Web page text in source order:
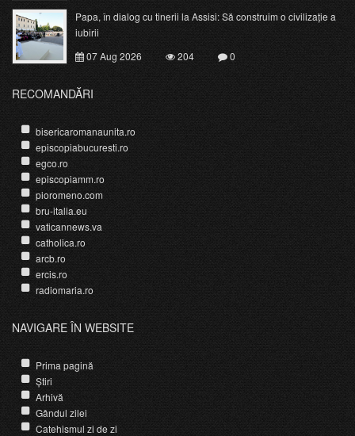
Papa, în dialog cu tinerii la Assisi: Să construim o civilizație a
iubirii
07 Aug 2026
204 0
RECOMANDĂRI
bisericaromanaunita.ro
episcopiabucuresti.ro
egco.ro
episcopiamm.ro
pioromeno.com
bru-italia.eu
vaticannews.va
catholica.ro
arcb.ro
ercis.ro
radiomaria.ro
NAVIGARE ÎN WEBSITE
Prima pagină
Știri
Arhivă
Gândul zilei
Catehismul zi de zi